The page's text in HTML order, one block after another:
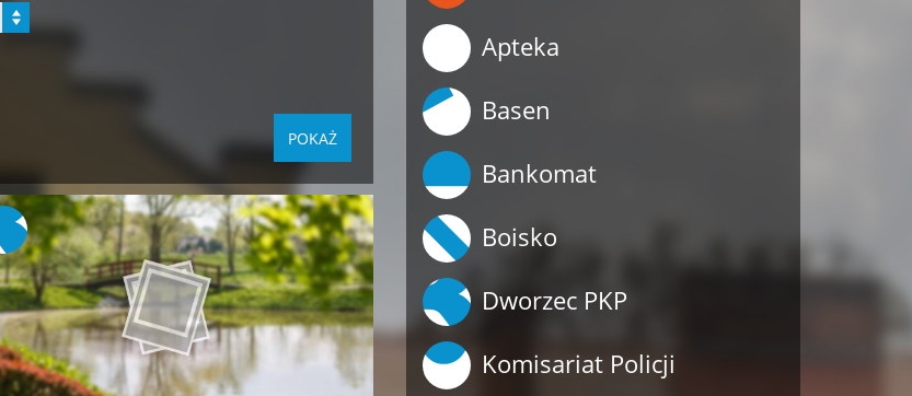
Apteka
Basen
Bankomat
Boisko
Dworzec PKP
Komisariat Policji